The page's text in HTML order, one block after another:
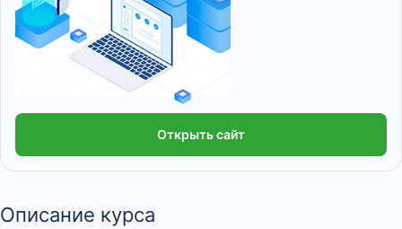
Открыть сайт
Описание курса